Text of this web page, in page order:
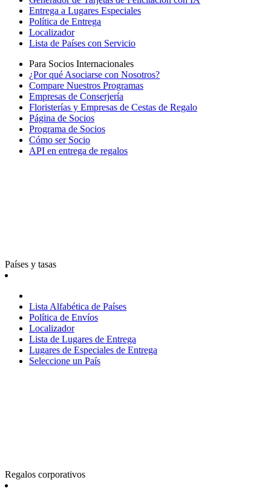
Entrega a Lugares Especiales
Política de Entrega
Localizador
Lista de Países con Servicio
Para Socios Internacionales
¿Por qué Asociarse con Nosotros?
Compare Nuestros Programas
Empresas de Conserjería
Floristerías y Empresas de Cestas de Regalo
Página de Socios
Programa de Socios
Cómo ser Socio
API en entrega de regalos
Países y tasas
Lista Alfabética de Países
Política de Envíos
Localizador
Lista de Lugares de Entrega
Lugares de Especiales de Entrega
Seleccione un País
Regalos corporativos